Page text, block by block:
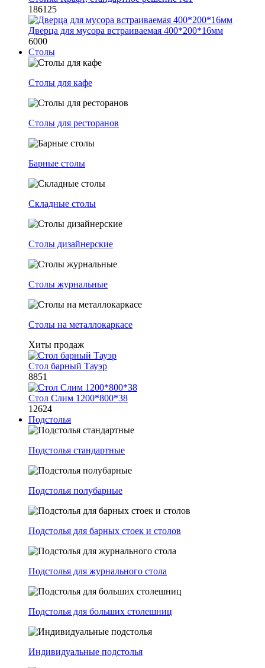
186125
Дверца для мусора встраиваемая 400*200*16мм
6000
Столы
Столы для кафе
Столы для ресторанов
Барные столы
Складные столы
Столы дизайнерские
Столы журнальные
Столы на металлокаркасе
Хиты продаж
Стол барный Тауэр
8851
Стол Слим 1200*800*38
12624
Подстолья
Подстолья стандартные
Подстолья полубарные
Подстолья для барных стоек и столов
Подстолья для журнального стола
Подстолья для больших столешниц
Индивидуальные подстолья